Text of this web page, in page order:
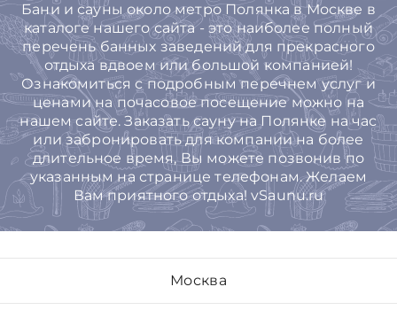
Бани и сауны около метро Полянка в Москве в
каталоге нашего сайта - это наиболее полный
перечень банных заведений для прекрасного
отдыха вдвоем или большой компанией!
Ознакомиться с подробным перечнем услуг и
ценами на почасовое посещение можно на
нашем сайте. Заказать сауну на Полянке на час
или забронировать для компании на более
длительное время, Вы можете позвонив по
указанным на странице телефонам. Желаем
Вам приятного отдыха! vSaunu.ru
Москва